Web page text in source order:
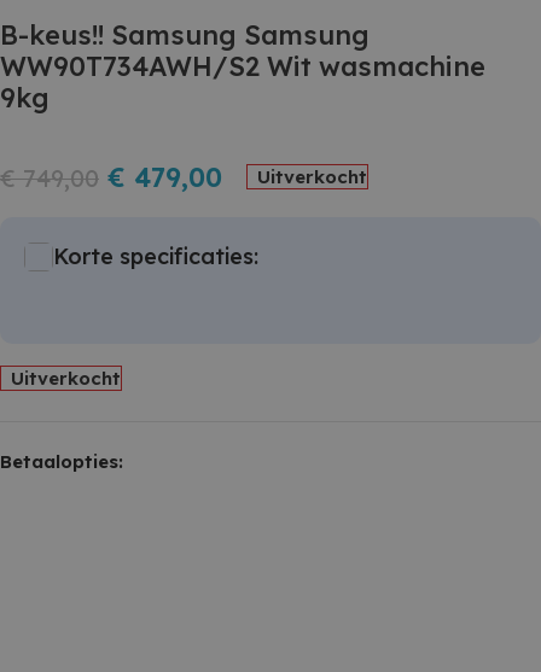
B-keus!! Samsung Samsung
WW90T734AWH/S2 Wit wasmachine
9kg
€749,00 € 479,00 Uitverkocht
Korte specificaties:
Uitverkocht
Betaalopties: